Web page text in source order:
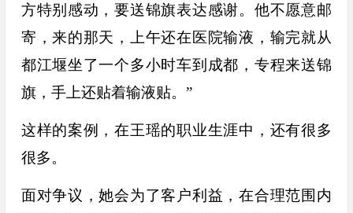
方特别感动，要送锦旗表达感谢。他不愿意邮
寄，来的那天，上午还在医院输液，输完就从
都江堰坐了一个多小时车到成都，专程来送锦
旗，手上还贴着输液贴。”
这样的案例，在王瑶的职业生涯中，还有很多
很多。
面对争议，她会为了客户利益，在合理范围内